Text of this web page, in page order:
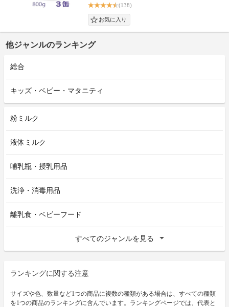
(138)
他ジャンルのランキング
総合
キッズ・ベビー・マタニティ
粉ミルク
液体ミルク
哺乳瓶・授乳用品
洗浄・消毒用品
離乳食・ベビーフード
すべてのジャンルを見る
ランキングに関する注意
サイズや色、数量など1つの商品に複数の種類がある場合は、すべての種類
を1つの商品のランキングに含んでいます。ランキングページでは、代表と